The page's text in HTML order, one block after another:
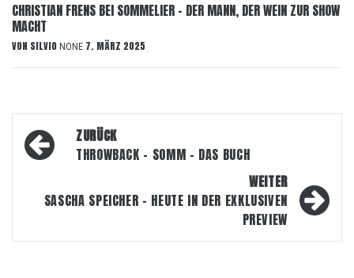
CHRISTIAN FRENS BEI SOMMELIER – DER MANN, DER WEIN ZUR SHOW
MACHT
VON SILVIO NONE 7. MÄRZ 2025
Beitragsnavigation
ZURÜCK
THROWBACK – SOMM – DAS BUCH
WEITER
SASCHA SPEICHER – HEUTE IN DER EXKLUSIVEN
PREVIEW